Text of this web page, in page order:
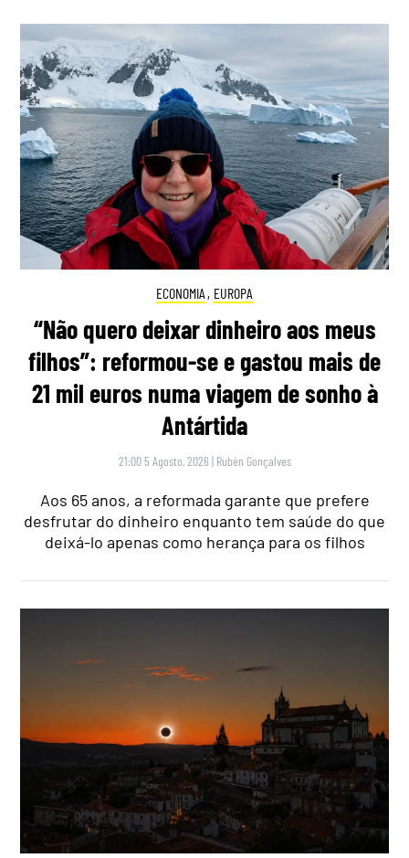
ECONOMIA , EUROPA
“Não quero deixar dinheiro aos meus
filhos”: reformou-se e gastou mais de
21 mil euros numa viagem de sonho à
Antártida
21:00 5 Agosto, 2026 | Rubén Gonçalves
Aos 65 anos, a reformada garante que prefere
desfrutar do dinheiro enquanto tem saúde do que
deixá-lo apenas como herança para os filhos